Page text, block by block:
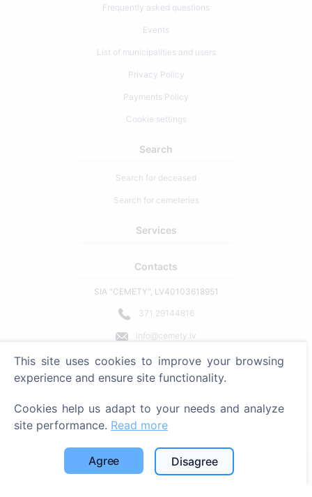
Frequently asked questions
Events
List of municipalities and users
Privacy Policy
Payments Policy
Cookie settings
Search
Search for deceased
Search for cemeteries
Services
Contacts
SIA "CEMETY", LV40103618951
371 29144816
info@cemety.lv
We operate throughout the country!
Administrators
© 2013 - 2026 Cemety All rights reserved
Privacy policy and terms.
This site uses cookies to improve your browsing
experience and ensure site functionality.
Cookies help us adapt to your needs and analyze
site performance. Read more
Agree Disagree